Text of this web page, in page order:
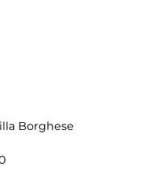
Borghese